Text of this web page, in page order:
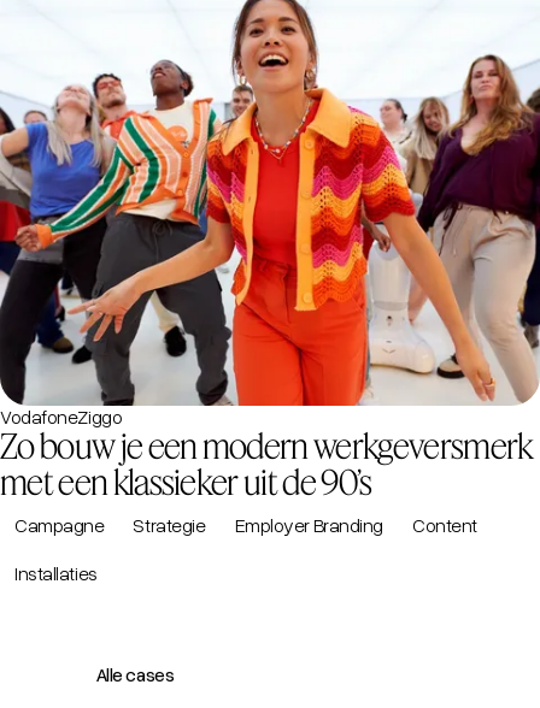
VodafoneZiggo
Zo bouw je een modern werkgeversmerk
met een klassieker uit de 90’s
Campagne Strategie Employer Branding
Content
Installaties
Alle cases